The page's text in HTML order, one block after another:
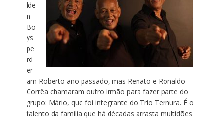
lde
n
Bo
ys
pe
rd
er
am Roberto ano passado, mas Renato e Ronaldo
Corrêa chamaram outro irmão para fazer parte do
grupo: Mário, que foi integrante do Trio Ternura. É o
talento da família que há décadas arrasta multidões